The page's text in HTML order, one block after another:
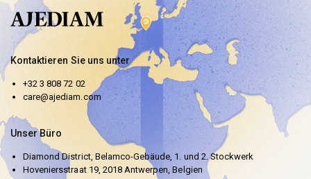
Kontaktieren Sie uns unter
+32 3 808 72 02
care@ajediam.com
Unser Büro
Diamond District, Belamco-Gebäude, 1. und 2. Stockwerk
Hoveniersstraat 19, 2018 Antwerpen, Belgien